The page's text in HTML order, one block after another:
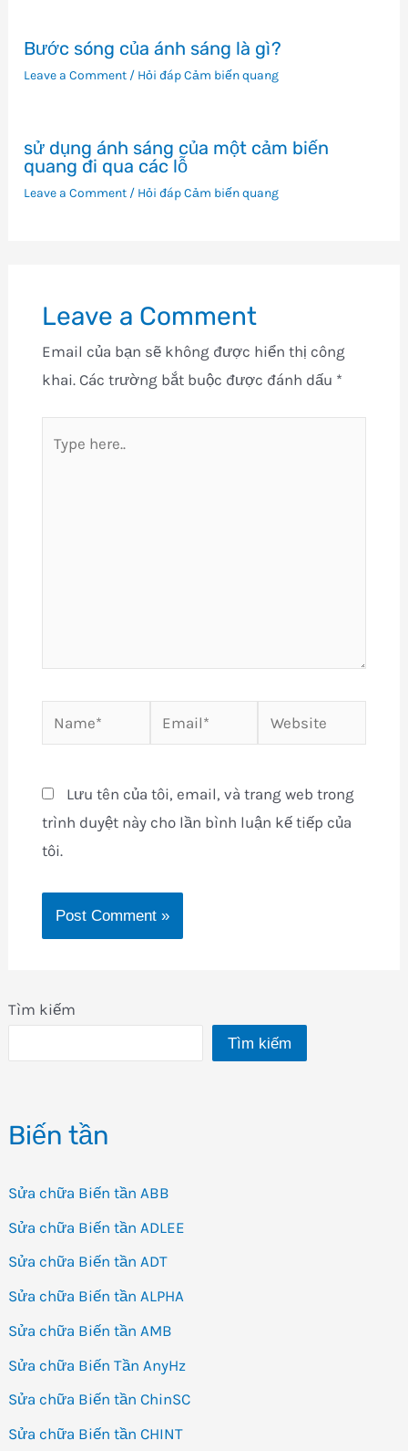
Tìm kiếm
Tìm kiếm
Biến tần
Sửa chữa Biến tần ABB
Sửa chữa Biến tần ADLEE
Sửa chữa Biến tần ADT
Sửa chữa Biến tần ALPHA
Sửa chữa Biến tần AMB
Sửa chữa Biến Tần AnyHz
Sửa chữa Biến tần ChinSC
Sửa chữa Biến tần CHINT
Bước sóng của ánh sáng là gì?
Leave a Comment / Hỏi đáp Cảm biến quang
sử dụng ánh sáng của một cảm biến
quang đi qua các lỗ
Leave a Comment / Hỏi đáp Cảm biến quang
Leave a Comment
Email của bạn sẽ không được hiển thị công
khai. Các trường bắt buộc được đánh dấu *
here..
Name* Email* Website
Lưu tên của tôi, email, và trang web trong
trình duyệt này cho lần bình luận kế tiếp của
tôi.